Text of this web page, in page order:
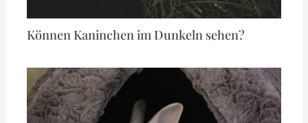
Können Kaninchen im Dunkeln sehen?